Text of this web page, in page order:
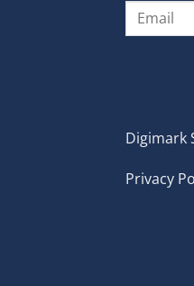
Digimark
Privacy